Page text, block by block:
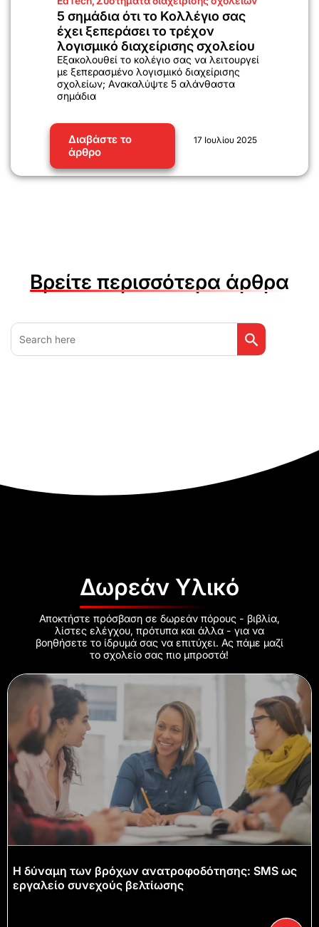
5 σημάδια ότι το Κολλέγιο σας
έχει ξεπεράσει το τρέχον
λογισμικό διαχείρισης σχολείου
Εξακολουθεί το κολέγιο σας να λειτουργεί
με ξεπερασμένο λογισμικό διαχείρισης
σχολείων; Ανακαλύψτε 5 αλάνθαστα
σημάδια
Διαβάστε το
άρθρο
17 Ιουλίου 2025
Βρείτε περισσότερα άρθρα
Search
for:
Search Button
Δωρεάν Υλικό
Αποκτήστε πρόσβαση σε δωρεάν πόρους - βιβλία,
λίστες ελέγχου, πρότυπα και άλλα - για να
βοηθήσετε το ίδρυμά σας να επιτύχει. Ας πάμε μαζί
το σχολείο σας πιο μπροστά!
Η δύναμη των βρόχων ανατροφοδότησης: SMS ως
εργαλείο συνεχούς βελτίωσης